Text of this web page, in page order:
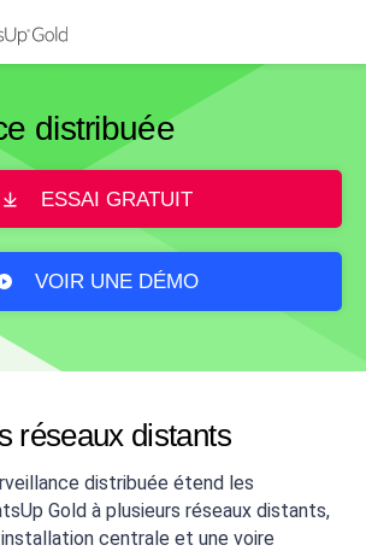
distribuée
ESSAI GRATUIT
VOIR UNE DÉMO
réseaux distants
distribuée étend les
Gold à plusieurs réseaux distants,
centrale et une voire